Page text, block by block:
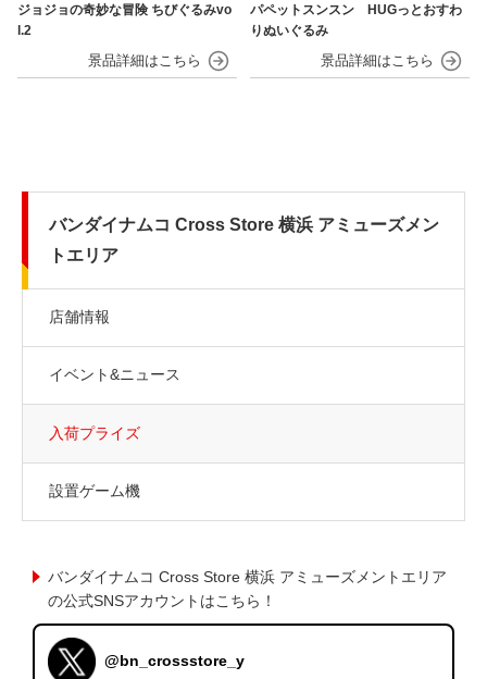
ジョジョの奇妙な冒険 ちびぐるみvo
l.2
パペットスンスン HUGっとおすわ
りぬいぐるみ
バンダイナムコ Cross Store 横浜 アミューズメン
トエリア
店舗情報
イベント&ニュース
入荷プライズ
設置ゲーム機
バンダイナムコ Cross Store 横浜 アミューズメントエリア
の公式SNSアカウントはこちら！
@bn_crossstore_y